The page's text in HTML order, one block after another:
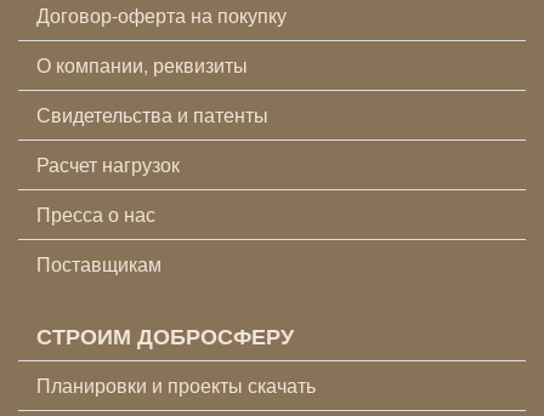
Договор-оферта на покупку
О компании, реквизиты
Свидетельства и патенты
Расчет нагрузок
Пресса о нас
Поставщикам
СТРОИМ ДОБРОСФЕРУ
Планировки и проекты скачать